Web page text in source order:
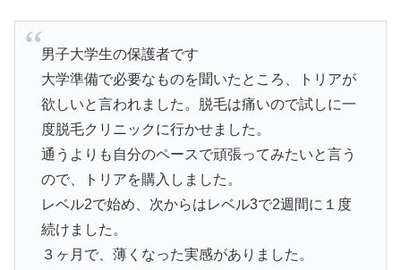
男子大学生の保護者です
大学準備で必要なものを聞いたところ、トリアが
欲しいと言われました。脱毛は痛いので試しに一
度脱毛クリニックに行かせました。
通うよりも自分のペースで頑張ってみたいと言う
ので、トリアを購入しました。
レベル2で始め、次からはレベル3で2週間に１度
続けました。
３ヶ月で、薄くなった実感がありました。